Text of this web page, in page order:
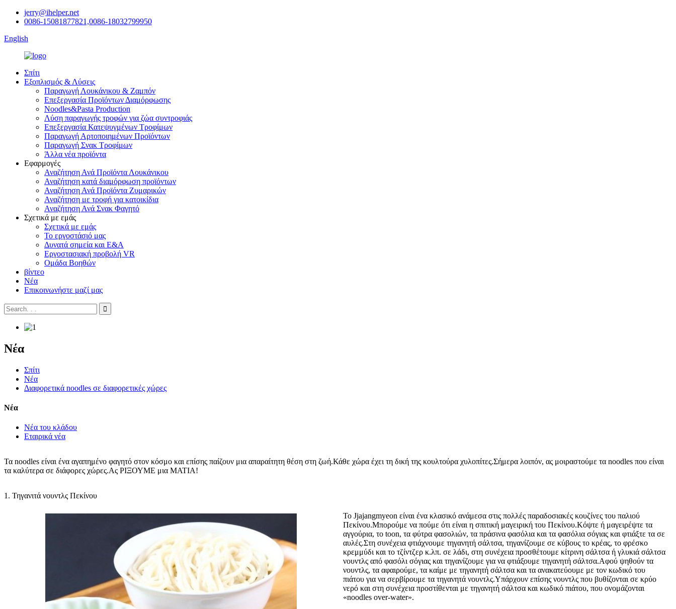
jerry@ihelper.net
0086-15081877821,0086-18032799950
English
Σπίτι
Εξοπλισμός & Λύσεις
Παραγωγή Λουκάνικου & Ζαμπόν
Επεξεργασία Προϊόντων Διαμόρφωσης
Noodles&Pasta Production
Λύση παραγωγής τροφών για ζώα συντροφιάς
Επεξεργασία Κατεψυγμένων Τροφίμων
Παραγωγή Αρτοποιημένων Προϊόντων
Παραγωγή Σνακ Τροφίμων
Άλλα νέα προϊόντα
Εφαρμογές
Αναζήτηση Ανά Προϊόντα Λουκάνικου
Αναζήτηση κατά διαμόρφωση προϊόντων
Αναζήτηση Ανά Προϊόντα Ζυμαρικών
Αναζήτηση με τροφή για κατοικίδια
Αναζήτηση Ανά Σνακ Φαγητό
Σχετικά με εμάς
Σχετικά με εμάς
Το εργοστάσιό μας
Δυνατά σημεία και Ε&Α
Εργοστασιακή προβολή VR
Ομάδα Βοηθών
βίντεο
Νέα
Επικοινωνήστε μαζί μας
Νέα
Σπίτι
Νέα
Διαφορετικά noodles σε διαφορετικές χώρες
Νέα
Νέα του κλάδου
Εταιρικά νέα
Τα noodles είναι ένα αγαπημένο φαγητό στον κόσμο και επίσης παίζουν μια απαραίτητη θέση στη ζωή.Κάθε χώρα έχει τη δική της κουλτούρα χυλοπίτες.Σήμερα λοιπόν, ας μοιραστούμε τα noodles που είναι
τα καλύτερα σε διάφορες χώρες.Ας ΡΙΞΟΥΜΕ μια ΜΑΤΙΑ!
1. Τηγανιτά νουντλς Πεκίνου
Το Jjajangmyeon είναι ένα κλασικό ανάμεσα στις πολλές παραδοσιακές κουζίνες του παλιού
Πεκίνου.Μπορούμε να πούμε ότι είναι η σπιτική μαγειρική του Πεκίνου.Κόψτε ή μαγειρέψτε τα
αγγούρια, το toon, τα φύτρα φασολιών, τα πράσινα φασόλια και τα φασόλια σόγιας και φτιάξτε τα σε
αυλές.Στη συνέχεια φτιάχνουμε τηγανητή σάλτσα, τηγανίζουμε σε κύβους το κρέας, το φρέσκο ​​
κρεμμύδι και το τζίντζερ κ.λπ. σε λάδι, στη συνέχεια προσθέτουμε κίτρινη σάλτσα ή γλυκιά σάλτσα
νουντλς από φασόλι σόγιας και τηγανίζουμε για να φτιάξουμε τηγανητή σάλτσα.Αφού ψηθούν τα
νουντλς, τα αφαιρούμε, τα καίμε με τηγανητή σάλτσα και τα ανακατεύουμε με τον κωδικό του
πιάτου για να σερβίρουμε τα τηγανητά νουντλς.Υπάρχουν επίσης νουντλς που βυθίζονται σε κρύο
νερό και στη συνέχεια προστίθενται με τηγανητή σάλτσα και κωδικό πιάτου, που ονομάζονται
«noodles over-water».